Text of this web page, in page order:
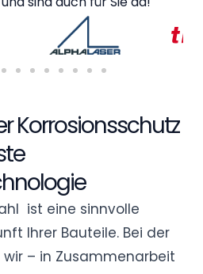
Korrosionsschutz
ist eine sinnvolle
Ihrer Bauteile. Bei der
wir – in Zusammenarbeit